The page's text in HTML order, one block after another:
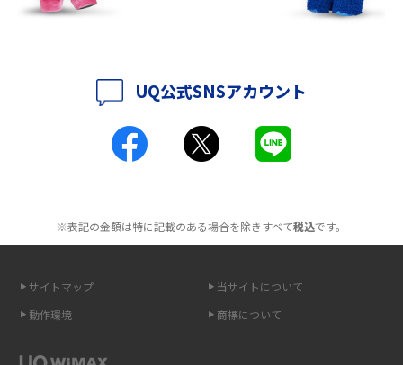
ポケット型Wi-Fiとは？通信の仕組みやメリット・デメリットを解説
工事不要！置くだけWi-Fiの特徴は？メリット・デメリットや選び方を解説
無制限で利用できるポケット型Wi-Fiは？選び方や通信費を抑える方法も紹
ポケット型Wi-Fi（モバイルWi-Fi）とは？おススメする方の特徴や選び方を
UQ公式SNSアカウント
※表記の金額は特に記載のある場合を除きすべて税込です。
サイトマップ
当サイトについて
動作環境
商標について